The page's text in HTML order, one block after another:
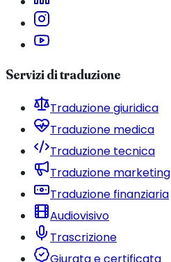
Servizi di traduzione
Traduzione giuridica
Traduzione medica
Traduzione tecnica
Traduzione marketing
Traduzione finanziaria
Audiovisivo
Trascrizione